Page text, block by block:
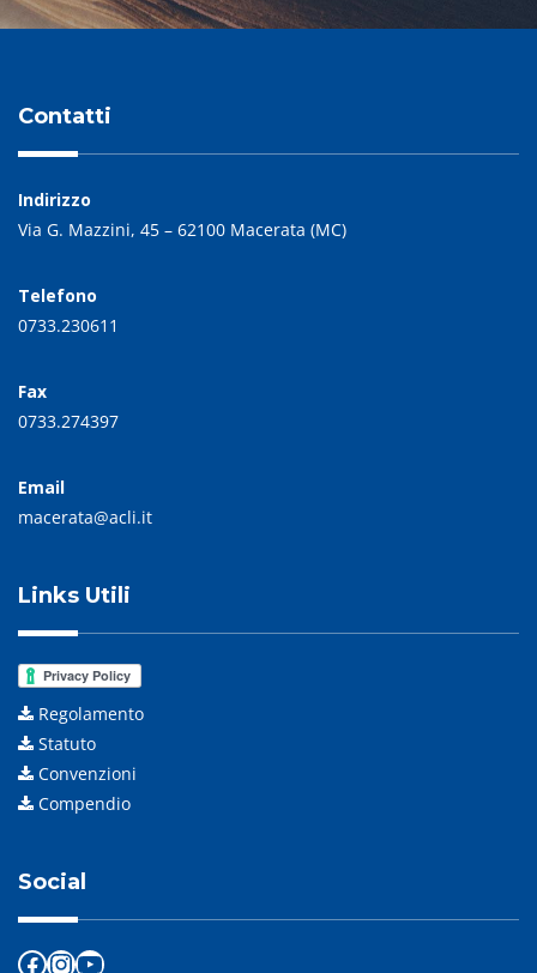
Contatti
Indirizzo
Via G. Mazzini, 45 – 62100 Macerata (MC)
Telefono
0733.230611
Fax
0733.274397
Email
macerata@acli.it
Links Utili
Regolamento
Statuto
Convenzioni
Compendio
Social
Facebook
Instagram
YouTube